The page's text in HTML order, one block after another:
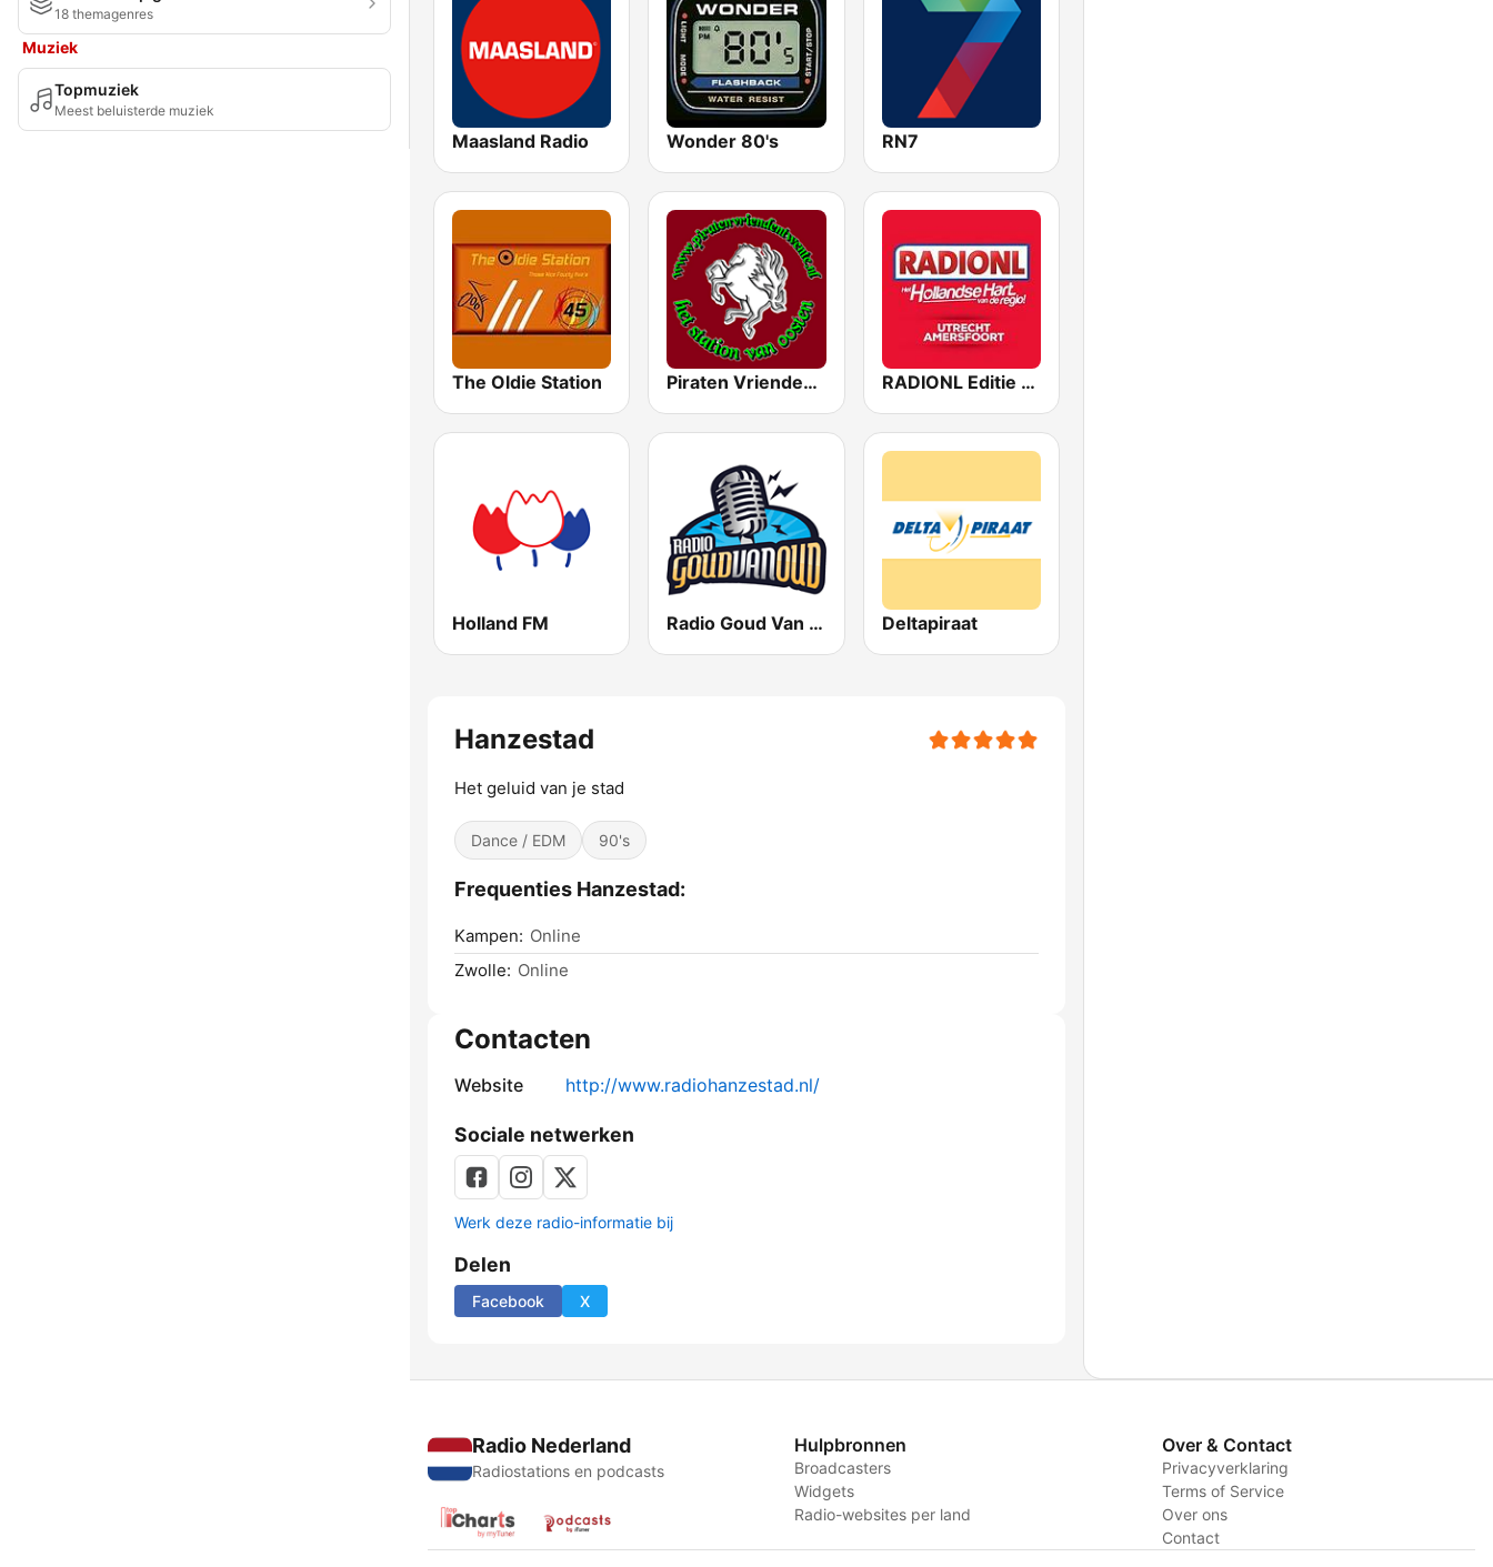
18 themagenres
Muziek
Topmuziek
Meest beluisterde muziek
Maasland Radio Wonder 80's RN7
The Oldie Station Piraten Vrienden Twente RADIONL Editie Midden Brabant
Holland FM Radio Goud Van Oud Deltapiraat
Hanzestad
Het geluid van je stad
Dance / EDM 90's
Frequenties Hanzestad:
Kampen: Online
Zwolle: Online
Contacten
Website http://www.radiohanzestad.nl/
Sociale netwerken
Werk deze radio-informatie bij
Delen
Facebook X
Radio Nederland
Radiostations en podcasts
Hulpbronnen
Broadcasters
Widgets
Radio-websites per land
Over & Contact
Privacyverklaring
Terms of Service
Over ons
Contact